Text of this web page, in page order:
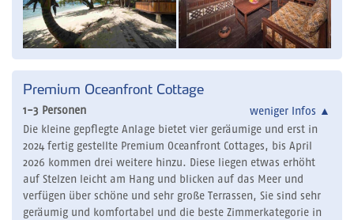
Premium Oceanfront Cottage
1-3 Personen weniger Infos ▲
Die kleine gepflegte Anlage bietet vier geräumige und erst in
2024 fertig gestellte Premium Oceanfront Cottages, bis April
2026 kommen drei weitere hinzu. Diese liegen etwas erhöht
auf Stelzen leicht am Hang und blicken auf das Meer und
verfügen über schöne und sehr große Terrassen, Sie sind sehr
geräumig und komfortabel und die beste Zimmerkategorie in